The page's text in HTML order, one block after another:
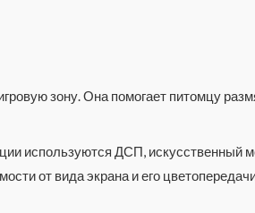
зону. Она помогает питомцу
используются ДСП, искусственный
от вида экрана и его